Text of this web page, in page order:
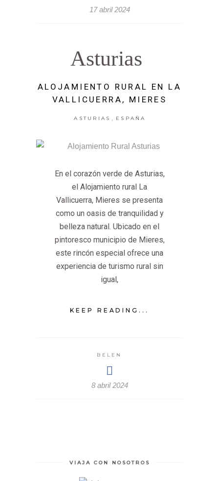
17 abril 2024
Asturias
ALOJAMIENTO RURAL EN LA
VALLICUERRA, MIERES
ASTURIAS ESPAÑA
En el corazón verde de Asturias,
el Alojamiento rural La
Vallicuerra, Mieres se presenta
como un oasis de tranquilidad y
belleza natural. Ubicado en el
pintoresco municipio de Mieres,
este rincón especial ofrece una
experiencia de turismo rural sin
igual,
KEEP READING...
BELEN
8 abril 2024
VIAJA CON NOSOTROS